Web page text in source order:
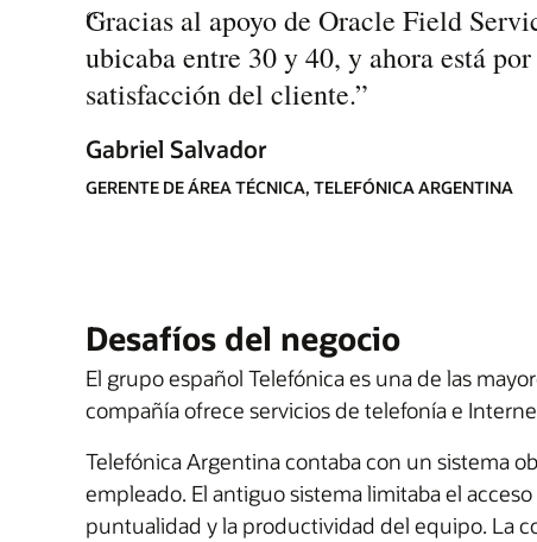
“
Gracias al apoyo de Oracle Field
ubicaba entre 30 y 40, y ahora está
satisfacción del cliente.”
Gabriel Salvador
GERENTE DE ÁREA TÉCNICA, TELEFÓNICA ARGENTINA
Desafíos del negocio
El grupo español Telefónica es una de las
compañía ofrece servicios de telefonía e
Telefónica Argentina contaba con un sistema
empleado. El antiguo sistema limitaba el
puntualidad y la productividad del equipo. La